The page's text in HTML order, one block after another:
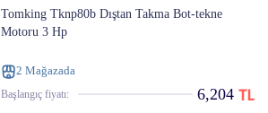
Tomking Tknp80b Dıştan Takma Bot-tekne
Motoru 3 Hp
2 Mağazada
Başlangıç ​​fiyatı: 6,204